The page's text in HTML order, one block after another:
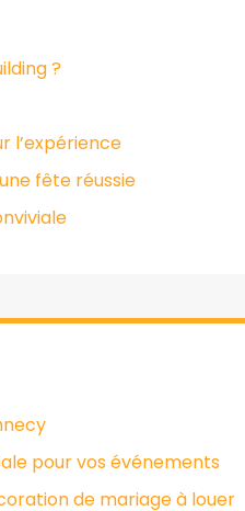
?
l’expérience
fête réussie
pour vos événements
de mariage à louer